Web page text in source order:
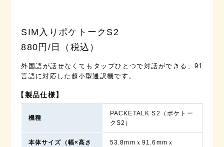
SIM入りポケトークS2
880円/日（税込）
外国語が話せなくてもタップひとつで対話ができる、91
言語に対応した超小型通訳機です。
【製品仕様】
機種
PACKETALK S2（ポケトー
クS2）
本体サイズ （幅×高さ
53.8mmｘ91.6mmｘ